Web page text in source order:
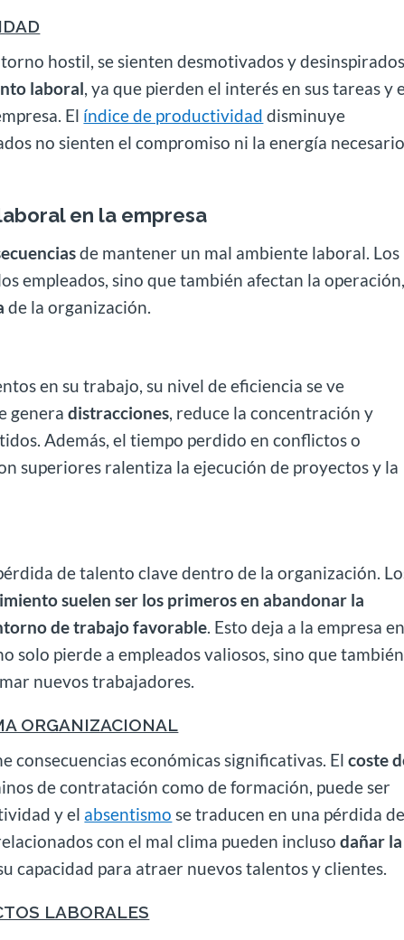
hostil, se sienten desmotivados y
laboral, ya que pierden el interés en sus tareas y
El índice de productividad disminuye
no sienten el compromiso ni la energía
en la empresa
de mantener un mal ambiente laboral. Los
empleados, sino que también afectan la
de la organización.
en su trabajo, su nivel de eficiencia se ve
generadistracciones, reduce la concentración y
Además, el tiempo perdido en conflictos o
superiores ralentiza la ejecución de proyectos y la
de talento clave dentro de la organización.
suelen ser los primeros en abandonar la
de trabajo favorable. Esto deja a la empresa en
solo pierde a empleados valiosos, sino que también
nuevos trabajadores.
ORGANIZACIONAL
consecuencias económicas significativas. Elcoste
de contratación como de formación, puede ser
y el absentismo se traducen en una pérdida de
con el mal clima pueden inclusodañar la
capacidad para atraer nuevos talentos y clientes.
LABORALES